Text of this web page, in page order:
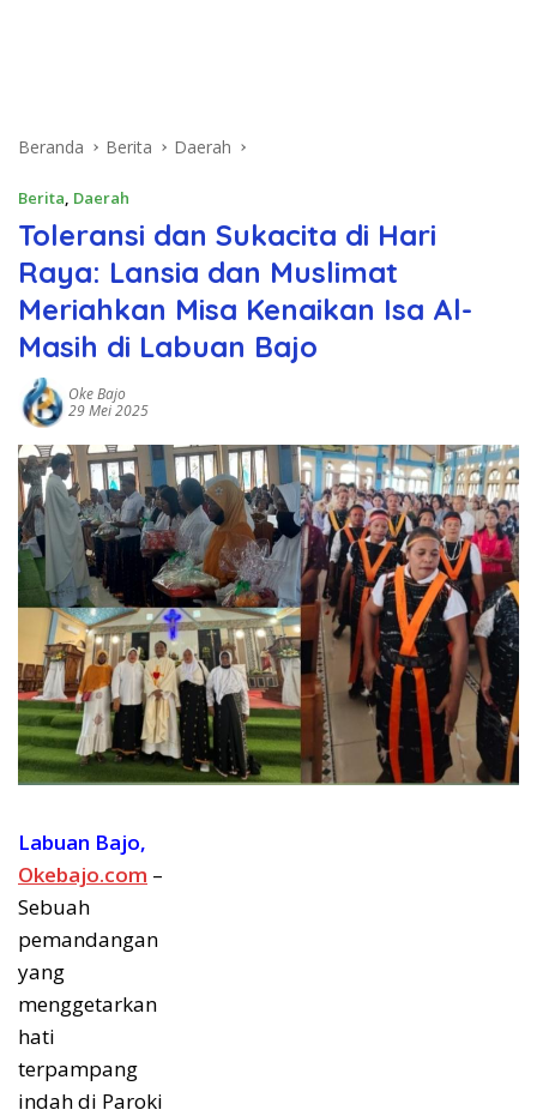
Beranda Berita Daerah
Berita, Daerah
Toleransi dan Sukacita di Hari
Raya: Lansia dan Muslimat
Meriahkan Misa Kenaikan Isa Al-
Masih di Labuan Bajo
Oke Bajo
29 Mei 2025
Labuan Bajo,
Okebajo.com –
Sebuah
pemandangan
yang
menggetarkan
hati
terpampang
indah di Paroki